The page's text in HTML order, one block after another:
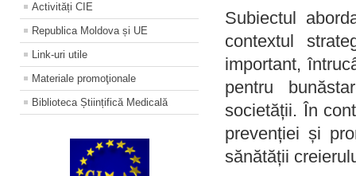
Activități CIE
Republica Moldova și UE
Link-uri utile
Materiale promoţionale
Biblioteca Științifică Medicală
Subiectul
contextul
important,
pentru
societății. În
prevenției și
sănătății